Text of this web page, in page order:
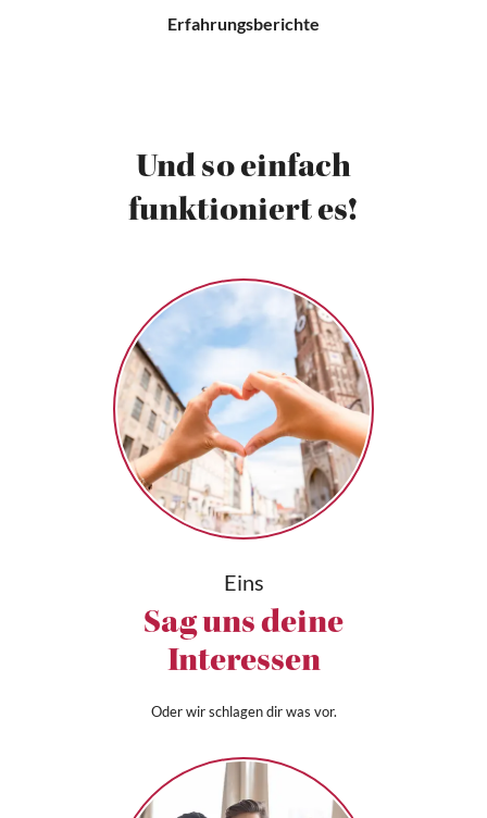
Erfahrungsberichte
Und so einfach
funktioniert es!
Eins
Sag uns deine
Interessen
Oder wir schlagen dir was vor.